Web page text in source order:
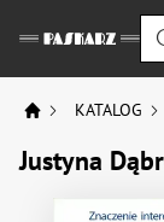
KATALOG
Justyna